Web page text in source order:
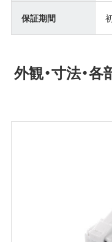
保証期間
外観・寸法・